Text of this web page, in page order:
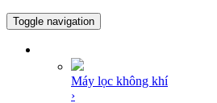
Toggle navigation
Máy lọc không khí
›